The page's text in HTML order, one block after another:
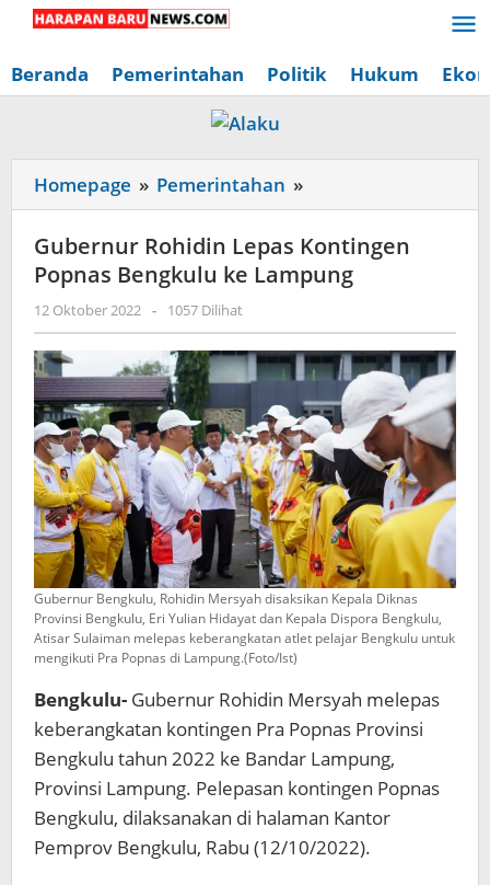
Lewati
konten
Beranda Pemerintahan Politik Hukum
Homepage » Pemerintahan »
Rohidin
Lepas
Kontingen
Popnas
ke
Lampung
Gubernur Rohidin Lepas Kontingen
Popnas Bengkulu ke Lampung
12 Oktober 2022 oleh
Redaksi
Harapan
Baru
News
- 1057 Dilihat
Gubernur Bengkulu, Rohidin Mersyah disaksikan Kepala Diknas
Provinsi Bengkulu, Eri Yulian Hidayat dan Kepala Dispora Bengkulu,
Atisar Sulaiman melepas keberangkatan atlet pelajar Bengkulu untuk
mengikuti Pra Popnas di Lampung.(Foto/Ist)
Bengkulu- Gubernur Rohidin Mersyah melepas
keberangkatan kontingen Pra Popnas Provinsi
Bengkulu tahun 2022 ke Bandar Lampung,
Provinsi Lampung. Pelepasan kontingen Popnas
Bengkulu, dilaksanakan di halaman Kantor
Pemprov Bengkulu, Rabu (12/10/2022).